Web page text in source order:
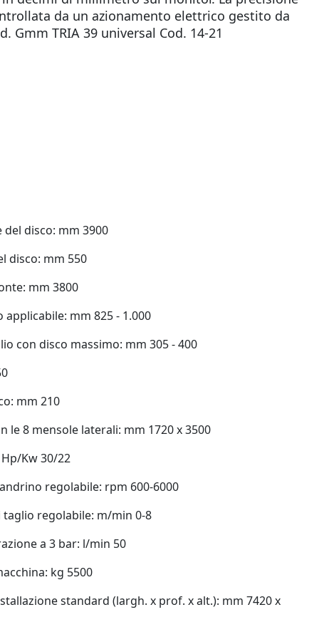
da un azionamento elettrico gestito da
Gmm TRIA 39 universal Cod. 14-21
disco: mm 3900
disco: mm 550
mm 3800
mm 825 - 1.000
con disco massimo: mm 305 - 400
mm 210
le 8 mensole laterali: mm 1720 x 3500
Kw 30/22
regolabile: rpm 600-6000
regolabile: m/min 0-8
a 3 bar: l/min 50
kg 5500
standard (largh. x prof. x alt.): mm 7420 x